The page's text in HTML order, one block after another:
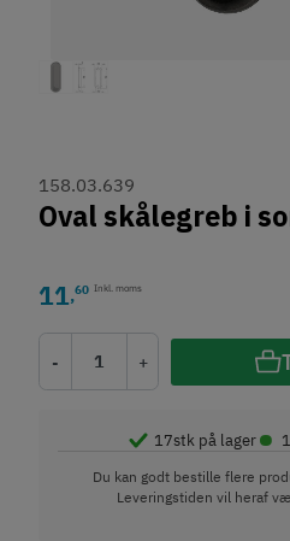
158.03.639
Oval skålegreb i
11,60 Inkl. moms
- +
17stk på lager•
Du kan godt bestille flere
Leveringstiden vil heraf